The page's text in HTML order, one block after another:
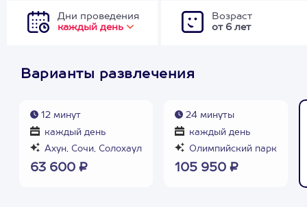
Дни проведения
каждый день
Возраст
от 6 лет
Варианты развлечения
12 минут
каждый день
Ахун, Сочи, Солохаул
63 600 ₽
24 минуты
каждый день
Олимпийский парк
105 950 ₽